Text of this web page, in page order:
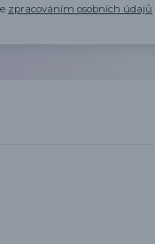
zpracováním osobních údajů